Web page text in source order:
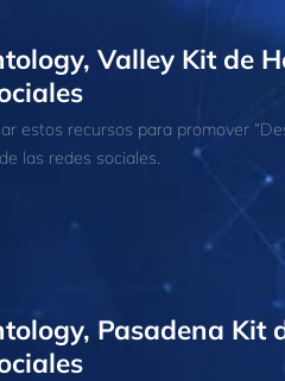
Valley Kit de
estos recursos para promover
las redes sociales.
Pasadena Kit